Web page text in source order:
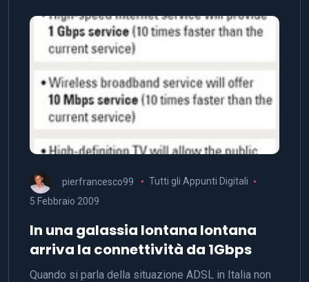
pierfrancesco99
Tutti gli Appunti Digitali
5 Febbraio 2009
In una galassia lontana lontana
arriva la connettività da 1Gbps
Quando si parla della situazione ADSL in Italia non